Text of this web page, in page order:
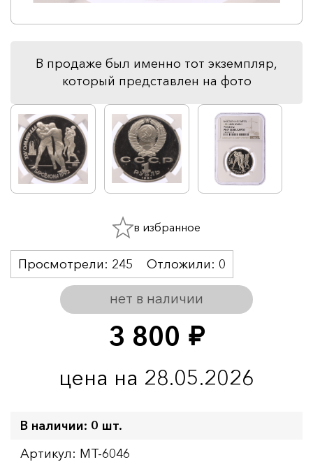
В продаже был именно тот экземпляр,
который представлен на фото
3 800 руб.
цена на 28.05.2026
нет в наличии
Просмотрели: 245 Отложили: 0
в избранное
В наличии: 0 шт.
Артикул: MT-6046